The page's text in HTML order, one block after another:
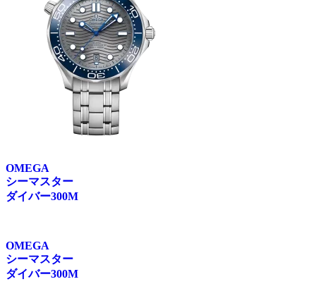
OMEGA
シーマスター
ダイバー300M
OMEGA
シーマスター
ダイバー300M